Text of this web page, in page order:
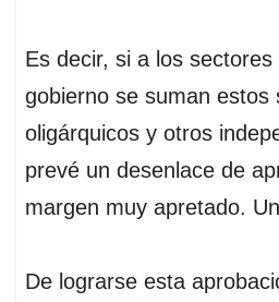
Es decir, si a los sectores
gobierno se suman estos
oligárquicos y otros
prevé un desenlace de
margen muy apretado.
De lograrse esta